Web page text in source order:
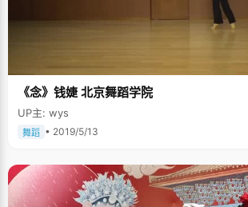
《念》钱婕 北京舞蹈学院
UP主: wys
舞蹈 • 2019/5/13